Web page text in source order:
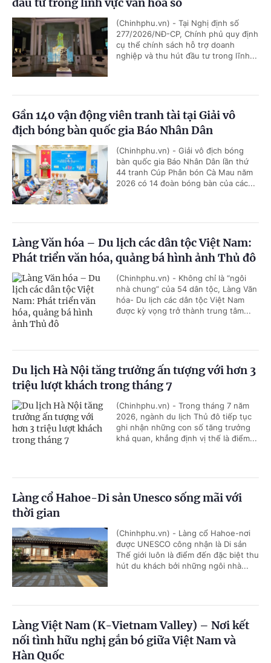
(Chinhphu.vn) - Tại Nghị định số
277/2026/NĐ-CP, Chính phủ quy định
cụ thể chính sách hỗ trợ doanh
nghiệp và thu hút đầu tư trong lĩnh...
Gần 140 vận động viên tranh tài tại Giải vô
địch bóng bàn quốc gia Báo Nhân Dân
(Chinhphu.vn) - Giải vô địch bóng
bàn quốc gia Báo Nhân Dân lần thứ
44 tranh Cúp Phân bón Cà Mau năm
2026 có 14 đoàn bóng bàn của các...
Làng Văn hóa – Du lịch các dân tộc Việt Nam:
Phát triển văn hóa, quảng bá hình ảnh Thủ đô
(Chinhphu.vn) - Không chỉ là “ngôi
nhà chung” của 54 dân tộc, Làng Văn
hóa- Du lịch các dân tộc Việt Nam
được kỳ vọng trở thành trung tâm...
Du lịch Hà Nội tăng trưởng ấn tượng với hơn 3
triệu lượt khách trong tháng 7
(Chinhphu.vn) - Trong tháng 7 năm
2026, ngành du lịch Thủ đô tiếp tục
ghi nhận những con số tăng trưởng
khả quan, khẳng định vị thế là điểm...
Làng cổ Hahoe-Di sản Unesco sống mãi với
thời gian
(Chinhphu.vn) - Làng cổ Hahoe-nơi
được UNESCO công nhận là Di sản
Thế giới luôn là điểm đến đặc biệt thu
hút du khách bởi những ngôi nhà...
Làng Việt Nam (K-Vietnam Valley) – Nơi kết
nối tình hữu nghị gắn bó giữa Việt Nam và
Hàn Quốc